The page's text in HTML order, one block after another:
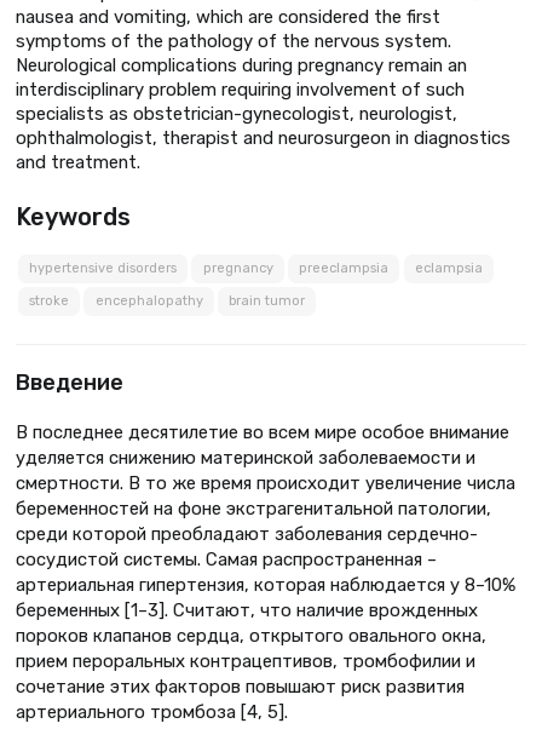
nausea and vomiting, which are considered the first
symptoms of the pathology of the nervous system.
Neurological complications during pregnancy remain an
interdisciplinary problem requiring involvement of such
specialists as obstetrician-gynecologist, neurologist,
ophthalmologist, therapist and neurosurgeon in diagnostics
and treatment.
Keywords
hypertensive disorders pregnancy preeclampsia eclampsia
stroke encephalopathy brain tumor
Введение
В последнее десятилетие во всем мире особое внимание
уделяется снижению материнской заболеваемости и
смертности. В то же время происходит увеличение числа
беременностей на фоне экстрагенитальной патологии,
среди которой преобладают заболевания сердечно-
сосудистой системы. Самая распространенная –
артериальная гипертензия, которая наблюдается у 8–10%
беременных [1–3]. Считают, что наличие врожденных
пороков клапанов сердца, открытого овального окна,
прием пероральных контрацептивов, тромбофилии и
сочетание этих факторов повышают риск развития
артериального тромбоза [4, 5].